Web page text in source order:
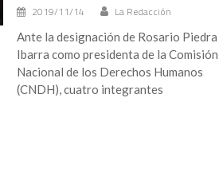
2019/11/14 La Redacción
Ante la designación de Rosario Piedra
Ibarra como presidenta de la Comisión
Nacional de los Derechos Humanos
(CNDH), cuatro integrantes